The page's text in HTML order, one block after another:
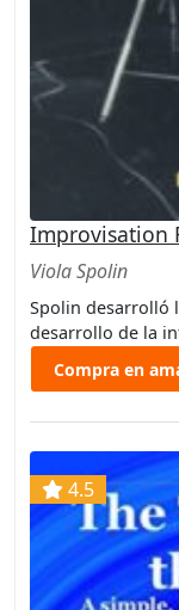
Improvisation
Viola Spolin
Spolin desarrolló
desarrollo de la
Compra en
4.5